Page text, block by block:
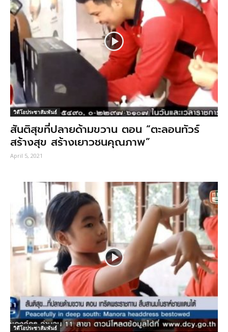
วิดีโอประชาสัมพันธ์
สันติสุขที่ปลายด้ามขวาน ตอน “ตะลอนทัวร์
สร้างสุข สร้างเยาวชนคุณภาพ”
April 5, 2021
วิดีโอประชาสัมพันธ์